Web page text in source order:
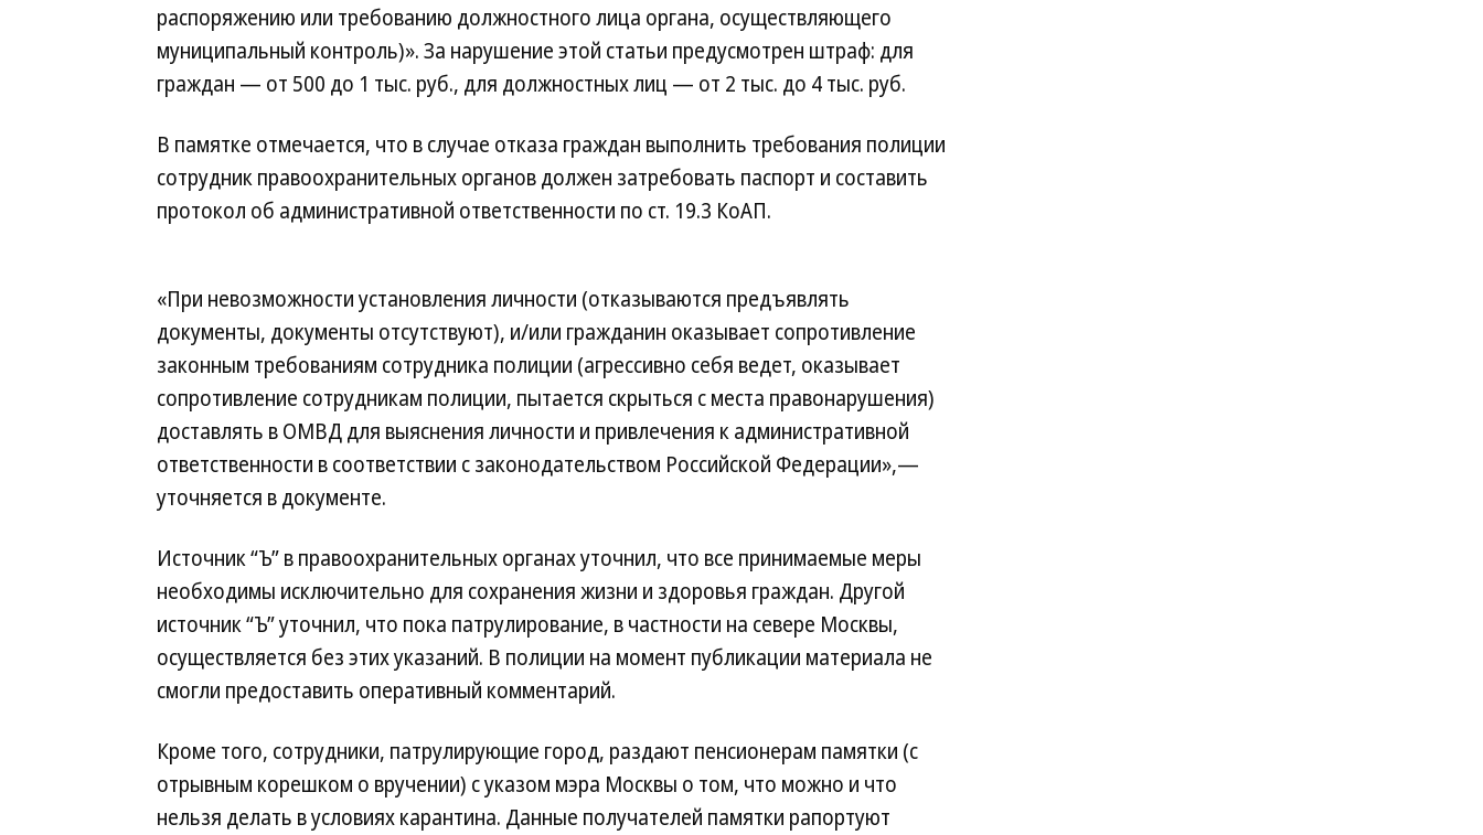
распоряжению или требованию должностного лица органа, осуществляющего
муниципальный контроль)». За нарушение этой статьи предусмотрен штраф: для
граждан — от 500 до 1 тыс. руб., для должностных лиц — от 2 тыс. до 4 тыс. руб.
В памятке отмечается, что в случае отказа граждан выполнить требования полиции
сотрудник правоохранительных органов должен затребовать паспорт и составить
протокол об административной ответственности по ст. 19.3 КоАП.
«При невозможности установления личности (отказываются предъявлять
документы, документы отсутствуют), и/или гражданин оказывает сопротивление
законным требованиям сотрудника полиции (агрессивно себя ведет, оказывает
сопротивление сотрудникам полиции, пытается скрыться с места правонарушения)
доставлять в ОМВД для выяснения личности и привлечения к административной
ответственности в соответствии с законодательством Российской Федерации»,—
уточняется в документе.
Источник “Ъ” в правоохранительных органах уточнил, что все принимаемые меры
необходимы исключительно для сохранения жизни и здоровья граждан. Другой
источник “Ъ” уточнил, что пока патрулирование, в частности на севере Москвы,
осуществляется без этих указаний. В полиции на момент публикации материала не
смогли предоставить оперативный комментарий.
Кроме того, сотрудники, патрулирующие город, раздают пенсионерам памятки (с
отрывным корешком о вручении) с указом мэра Москвы о том, что можно и что
нельзя делать в условиях карантина. Данные получателей памятки рапортуют